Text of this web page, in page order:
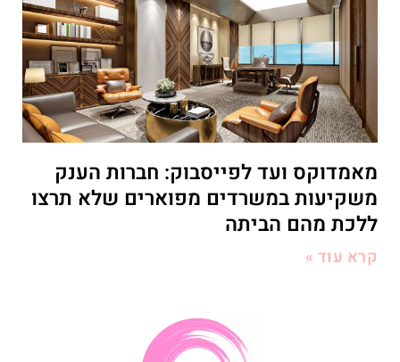
מאמדוקס ועד לפייסבוק: חברות הענק
משקיעות במשרדים מפוארים שלא תרצו
ללכת מהם הביתה
קרא עוד »